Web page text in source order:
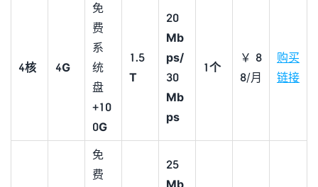
4核 4G
免
费
系
统
盘
+10
0G
1.5
T
20
Mb
ps/
30
Mb
ps
1个
￥8
8/月
购买
链接
免
费
25
Mb